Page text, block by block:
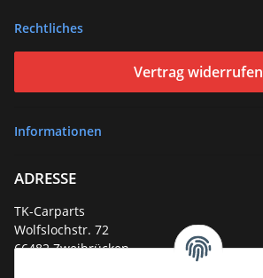
Rechtliches
Vertrag widerrufen
Informationen
ADRESSE
TK-Carparts
Wolfslochstr. 72
66482 Zweibrücken